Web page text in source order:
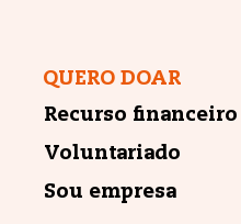
QUERO DOAR
Recurso financeiro
Voluntariado
Sou empresa